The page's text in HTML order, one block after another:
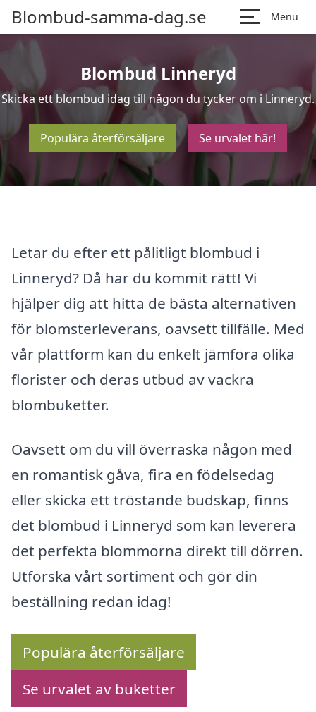
Blombud-samma-dag.se Menu
Blombud Linneryd
Skicka ett blombud idag till någon du tycker om i Linneryd.
Populära återförsäljare Se urvalet här!
Letar du efter ett pålitligt blombud i
Linneryd? Då har du kommit rätt! Vi
hjälper dig att hitta de bästa alternativen
för blomsterleverans, oavsett tillfälle. Med
vår plattform kan du enkelt jämföra olika
florister och deras utbud av vackra
blombuketter.
Oavsett om du vill överraska någon med
en romantisk gåva, fira en födelsedag
eller skicka ett tröstande budskap, finns
det blombud i Linneryd som kan leverera
det perfekta blommorna direkt till dörren.
Utforska vårt sortiment och gör din
beställning redan idag!
Populära återförsäljare
Se urvalet av buketter